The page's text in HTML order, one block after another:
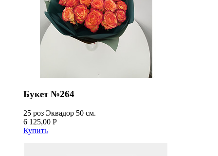
Букет №264
25 роз Эквадор 50 см.
6 125,00 Р
Купить